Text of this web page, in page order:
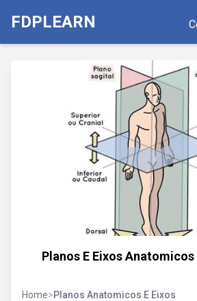
FDPLEARN
Planos E Eixos Anatomicos
Home>Planos Anatomicos E Eixos